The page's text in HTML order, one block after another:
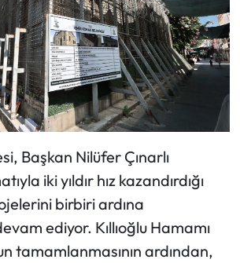
Başkan Nilüfer Çınarlı
iki yıldır hız kazandırdığı
birbiri ardına
ediyor. Kıllıoğlu Hamamı
tamamlanmasının ardından,